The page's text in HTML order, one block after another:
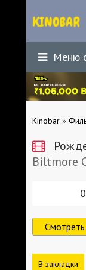
Меню
Kinobar »
Biltmore
0
Смотреть
В закладки